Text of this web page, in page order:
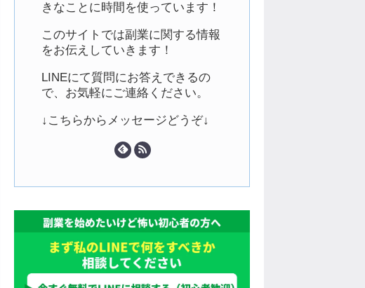
きなことに時間を使っています！
このサイトでは副業に関する情報
をお伝えしていきます！
LINEにて質問にお答えできるの
で、お気軽にご連絡ください。
↓こちらからメッセージどうぞ↓